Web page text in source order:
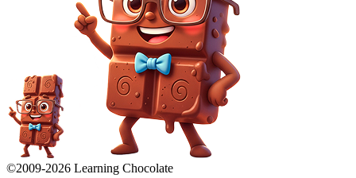
©2009-2026 Learning Chocolate